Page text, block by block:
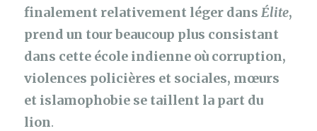
finalement relativement léger dansÉlite,
prend un tour beaucoup plus consistant
dans cette école indienne où corruption,
violences policières et sociales, mœurs
et islamophobie se taillent la part du
lion.